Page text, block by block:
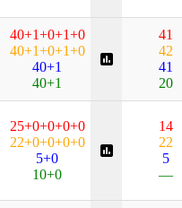
40+1+0+1+0
40+1+0+1+0
40+1
40+1
41
42
41
20
25+0+0+0+0
22+0+0+0+0
5+0
10+0
14
22
5
—